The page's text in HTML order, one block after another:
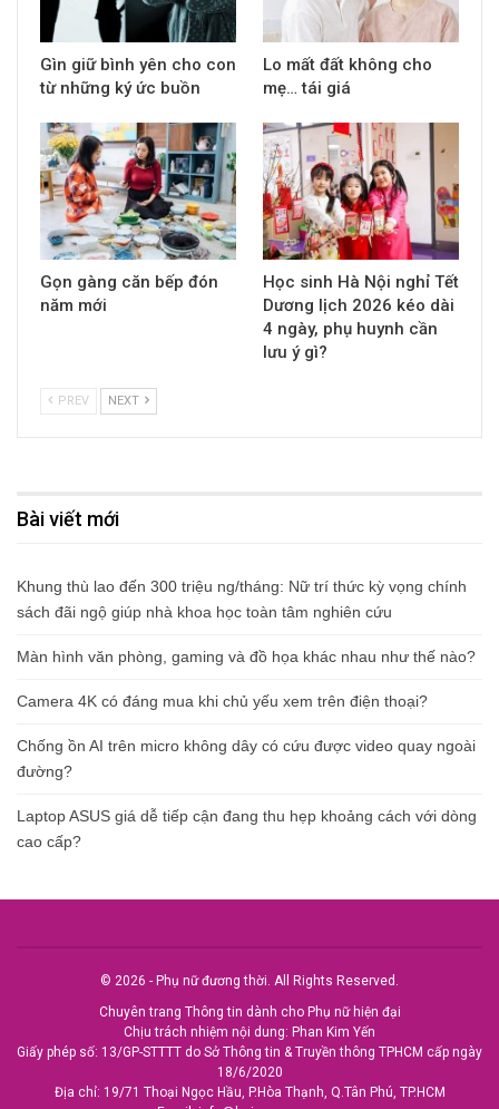
Gìn giữ bình yên cho con
từ những ký ức buồn
Lo mất đất không cho
mẹ… tái giá
Gọn gàng căn bếp đón
năm mới
Học sinh Hà Nội nghỉ Tết
Dương lịch 2026 kéo dài
4 ngày, phụ huynh cần
lưu ý gì?
PREV NEXT
Bài viết mới
Khung thù lao đến 300 triệu ng/tháng: Nữ trí thức kỳ vọng chính
sách đãi ngộ giúp nhà khoa học toàn tâm nghiên cứu
Màn hình văn phòng, gaming và đồ họa khác nhau như thế nào?
Camera 4K có đáng mua khi chủ yếu xem trên điện thoại?
Chống ồn AI trên micro không dây có cứu được video quay ngoài
đường?
Laptop ASUS giá dễ tiếp cận đang thu hẹp khoảng cách với dòng
cao cấp?
© 2026 - Phụ nữ đương thời. All Rights Reserved.
Chuyên trang Thông tin dành cho Phụ nữ hiện đại
Chịu trách nhiệm nội dung: Phan Kim Yến
Giấy phép số: 13/GP-STTTT do Sở Thông tin & Truyền thông TPHCM cấp ngày
18/6/2020
Địa chỉ: 19/71 Thoại Ngọc Hầu, P.Hòa Thạnh, Q.Tân Phú, TP.HCM